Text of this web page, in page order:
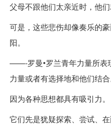
父母不跟他们太亲近时，他们
可是，这些悲伤却像奏乐的
阳。
——-罗曼•罗兰青年力量所表
力量或者有选择地和他们结合
因为各种思想都具有吸引力。
它们先是犹疑探索、尝试、